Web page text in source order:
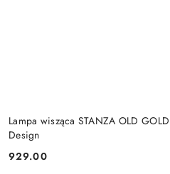
Lampa wisząca STANZA OLD
Design
Cena:
929.00